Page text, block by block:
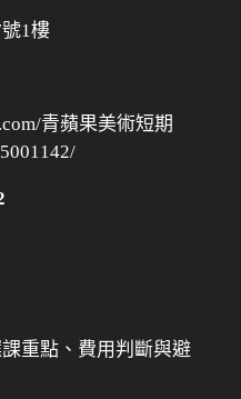
1樓
青蘋果美術短期
重點、費用判斷與避